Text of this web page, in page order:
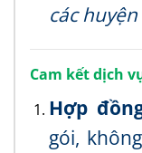
các
Cam kết dịch
Hợp
gói,